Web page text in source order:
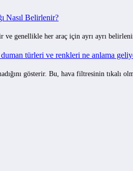
Nasıl Belirlenir?
ve genellikle her araç için ayrı ayrı
türleri ve renkleri ne anlama
gösterir. Bu, hava filtresinin tıkalı